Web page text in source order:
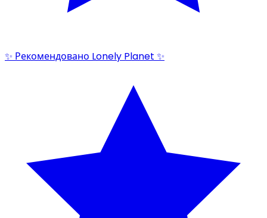
✨ Рекомендовано Lonely Planet ✨